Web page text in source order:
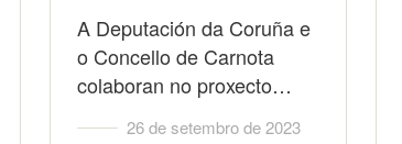
A Deputación da Coruña e
o Concello de Carnota
colaboran no proxecto…
26 de setembro de 2023